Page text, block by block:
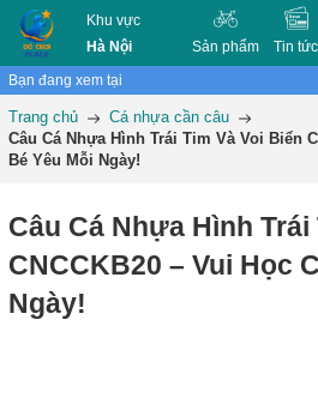
Khu vực
Hà Nội
Sản phẩm Tin tức
Bạn đang xem tại
Trang chủ
Cá nhựa cần câu
Câu Cá Nhựa Hình Trái Tim Và Voi Biển
Bé Yêu Mỗi Ngày!
Câu Cá Nhựa Hình Trái
CNCCKB20 – Vui Học
Ngày!